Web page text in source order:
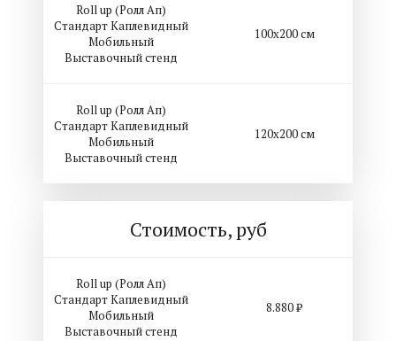
Roll up (Ролл Ап)
Стандарт Каплевидный
Мобильный
Выставочный стенд
100х200 см
Roll up (Ролл Ап)
Стандарт Каплевидный
Мобильный
Выставочный стенд
120х200 см
Стоимость, руб
Roll up (Ролл Ап)
Стандарт Каплевидный
Мобильный
Выставочный стенд
8.880 ₽